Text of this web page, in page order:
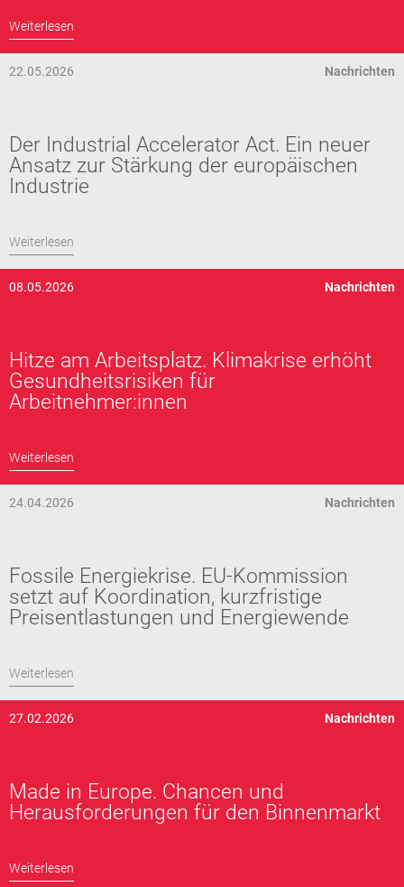
Weiterlesen
22.05.2026 Nachrichten
Der Industrial Accelerator Act. Ein neuer
Ansatz zur Stärkung der europäischen
Industrie
Weiterlesen
08.05.2026 Nachrichten
Hitze am Arbeitsplatz. Klimakrise erhöht
Gesundheitsrisiken für
Arbeitnehmer:innen
Weiterlesen
24.04.2026 Nachrichten
Fossile Energiekrise. EU-Kommission
setzt auf Koordination, kurzfristige
Preisentlastungen und Energiewende
Weiterlesen
27.02.2026 Nachrichten
Made in Europe. Chancen und
Herausforderungen für den Binnenmarkt
Weiterlesen